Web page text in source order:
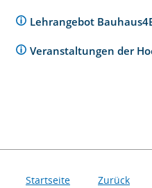
Lehrangebot
Veranstaltungen der
Startseite Zurück